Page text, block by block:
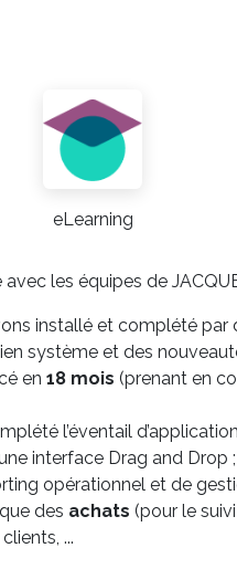
eLearning
les équipes de
installé et complété par
système et des
en 18 mois (prenant en
l’éventail
interface Drag and Drop
opérationnel et de
des achats (pour le
...